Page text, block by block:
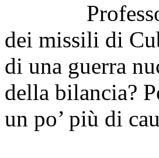
Professore
dei missili di
di una guerra
della bilancia?
un po’ più di